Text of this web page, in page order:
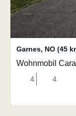
Garnes, NO (45
Wohnmobil
4 4